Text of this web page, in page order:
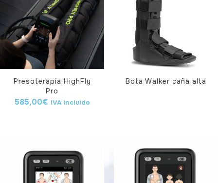
Presoterapia HighFly
Pro
585,00€ IVA incluido
Bota Walker caña alta